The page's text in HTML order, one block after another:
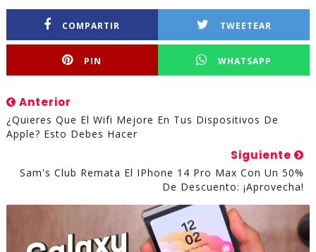
COMPARTIR TWEETEAR
PIN WHATSAPP
Anterior
¿Quieres Que El Wifi Mejore En Tus Dispositivos De
Apple? Esto Debes Hacer
Siguiente
Sam's Club Remata El IPhone 14 Pro Max Con Un 50%
De Descuento: ¡Aprovecha!